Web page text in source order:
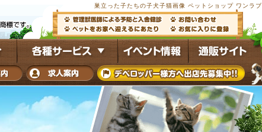
巣立った子たちの子犬子猫画像 ペットショップ ワンラブ